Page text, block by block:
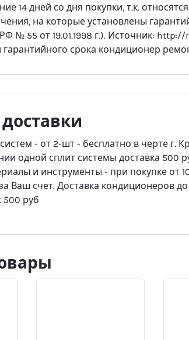
14 дней со дня покупки, т.к.
на которые установлены
№ 55 от 19.01.1998 г.). Источник:
гарантийного срока кондиционер
- от 2-шт - бесплатно в черте г.
одной сплит системы доставка 500
и инструменты - при покупке от
Ваш счет. Доставка кондиционеров
руб